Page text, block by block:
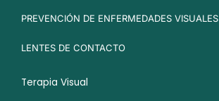
PREVENCIÓN DE ENFERMEDADES VISUALES
LENTES DE CONTACTO
Terapia Visual